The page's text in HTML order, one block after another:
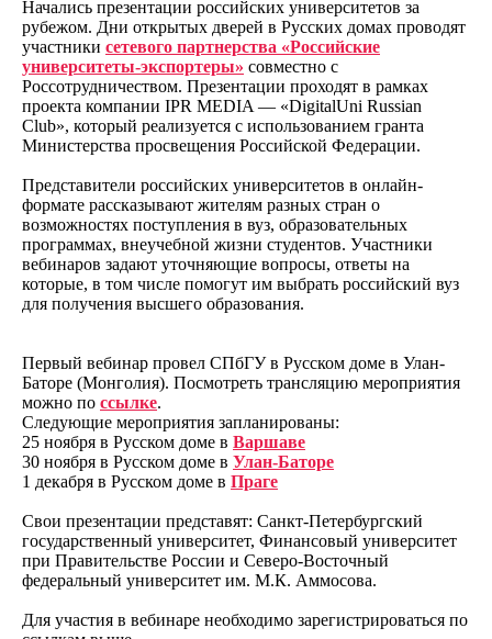
Начались презентации российских университетов за
рубежом. Дни открытых дверей в Русских домах проводят
участники сетевого партнерства «Российские
университеты-экспортеры» совместно с
Россотрудничеством. Презентации проходят в рамках
проекта компании IPR MEDIA — «DigitalUni Russian
Club», который реализуется с использованием гранта
Министерства просвещения Российской Федерации.
Представители российских университетов в онлайн-
формате рассказывают жителям разных стран о
возможностях поступления в вуз, образовательных
программах, внеучебной жизни студентов. Участники
вебинаров задают уточняющие вопросы, ответы на
которые, в том числе помогут им выбрать российский вуз
для получения высшего образования.
Первый вебинар провел СПбГУ в Русском доме в Улан-
Баторе (Монголия). Посмотреть трансляцию мероприятия
можно по ссылке.
Следующие мероприятия запланированы:
25 ноября в Русском доме в Варшаве
30 ноября в Русском доме в Улан-Баторе
1 декабря в Русском доме в Праге
Свои презентации представят: Санкт-Петербургский
государственный университет, Финансовый университет
при Правительстве России и Северо-Восточный
федеральный университет им. М.К. Аммосова.
Для участия в вебинаре необходимо зарегистрироваться по